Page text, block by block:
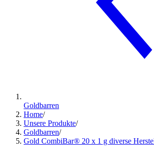
Goldbarren
Home/
Unsere Produkte/
Goldbarren/
Gold CombiBar® 20 x 1 g diverse